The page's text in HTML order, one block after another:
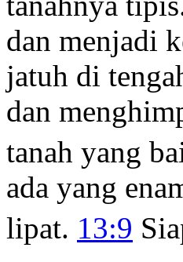
dan menjadi
jatuh di
dan
tanah yang
ada yang
lipat. 13:9